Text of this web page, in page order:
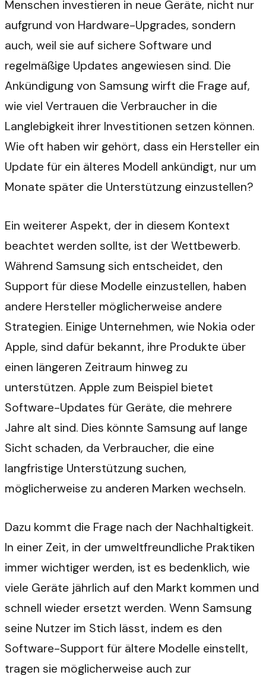
Menschen investieren in neue Geräte, nicht nur
aufgrund von Hardware-Upgrades, sondern
auch, weil sie auf sichere Software und
regelmäßige Updates angewiesen sind. Die
Ankündigung von Samsung wirft die Frage auf,
wie viel Vertrauen die Verbraucher in die
Langlebigkeit ihrer Investitionen setzen können.
Wie oft haben wir gehört, dass ein Hersteller ein
Update für ein älteres Modell ankündigt, nur um
Monate später die Unterstützung einzustellen?
Ein weiterer Aspekt, der in diesem Kontext
beachtet werden sollte, ist der Wettbewerb.
Während Samsung sich entscheidet, den
Support für diese Modelle einzustellen, haben
andere Hersteller möglicherweise andere
Strategien. Einige Unternehmen, wie Nokia oder
Apple, sind dafür bekannt, ihre Produkte über
einen längeren Zeitraum hinweg zu
unterstützen. Apple zum Beispiel bietet
Software-Updates für Geräte, die mehrere
Jahre alt sind. Dies könnte Samsung auf lange
Sicht schaden, da Verbraucher, die eine
langfristige Unterstützung suchen,
möglicherweise zu anderen Marken wechseln.
Dazu kommt die Frage nach der Nachhaltigkeit.
In einer Zeit, in der umweltfreundliche Praktiken
immer wichtiger werden, ist es bedenklich, wie
viele Geräte jährlich auf den Markt kommen und
schnell wieder ersetzt werden. Wenn Samsung
seine Nutzer im Stich lässt, indem es den
Software-Support für ältere Modelle einstellt,
tragen sie möglicherweise auch zur